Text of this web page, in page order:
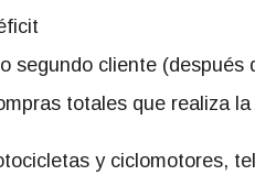
segundo cliente (después
totales que realiza
y ciclomotores,